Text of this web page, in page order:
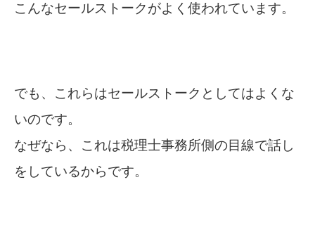
こんなセールストークがよく使われています。
でも、これらはセールストークとしてはよくな
いのです。
なぜなら、これは税理士事務所側の目線で話し
をしているからです。